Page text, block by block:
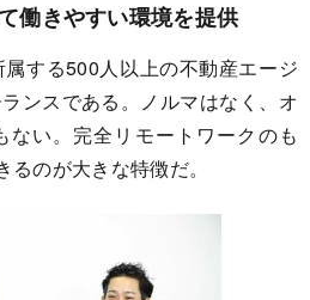
働きやすい環境を提供
する500人以上の不動産エージ
ンスである。ノルマはなく、オ
ない。完全リモートワークのも
るのが大きな特徴だ。